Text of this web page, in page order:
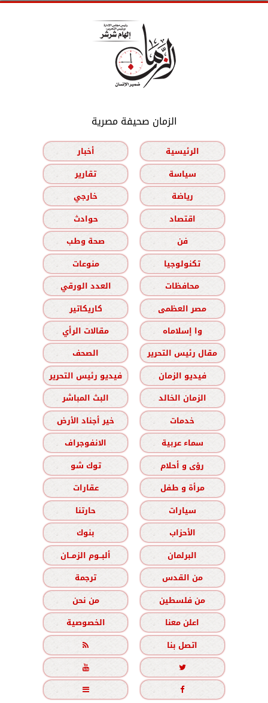
الزمان صحيفة مصرية
الرئيسية
أخبار
سياسة
تقارير
رياضة
خارجي
اقتصاد
حوادث
فن
صحة وطب
تكنولوجيا
منوعات
محافظات
العدد الورقي
مصر العظمى
كاريكاتير
وا إسلاماه
مقالات الرأي
مقال رئيس التحرير
الصحف
فيديو الزمان
فيديو رئيس التحرير
الزمان الخالد
البث المباشر
خدمات
خير أجناد الأرض
سماء عربية
الانفوجراف
رؤى و أحلام
توك شو
مرأة و طفل
عقارات
سيارات
حارتنا
الأحزاب
بنوك
البرلمان
ألبــوم الزمــان
من القدس
ترجمة
من فلسطين
من نحن
اعلن معنا
الخصوصية
اتصل بنا




